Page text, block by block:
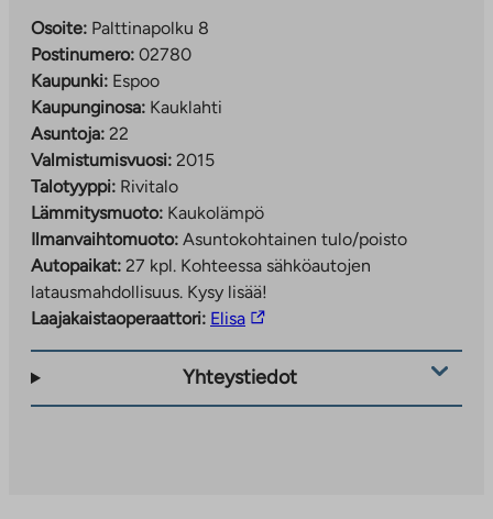
Osoite: Palttinapolku 8
Postinumero: 02780
Kaupunki: Espoo
Kaupunginosa: Kauklahti
Asuntoja: 22
Valmistumisvuosi: 2015
Talotyyppi: Rivitalo
Lämmitysmuoto: Kaukolämpö
Ilmanvaihtomuoto: Asuntokohtainen tulo/poisto
Autopaikat: 27 kpl. Kohteessa sähköautojen
latausmahdollisuus. Kysy lisää!
Laajakaistaoperaattori: ElisaLinkki
ulkopuoliseen
Yhteystiedot